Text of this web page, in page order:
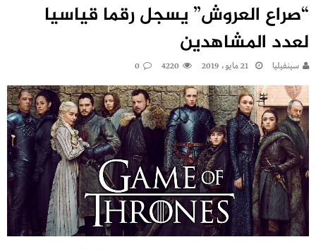
“صراع العروش” يسجل رقما قياسيا
لعدد المشاهدين
سينفيليا 21 مايو، 2019 4220
0